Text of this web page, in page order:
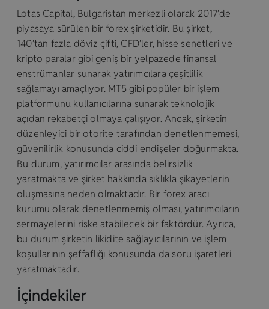
Lotas Capital, Bulgaristan merkezli olarak 2017’de
piyasaya sürülen bir forex şirketidir. Bu şirket,
140’tan fazla döviz çifti, CFD’ler, hisse senetleri ve
kripto paralar gibi geniş bir yelpazede finansal
enstrümanlar sunarak yatırımcılara çeşitlilik
sağlamayı amaçlıyor. MT5 gibi popüler bir işlem
platformunu kullanıcılarına sunarak teknolojik
açıdan rekabetçi olmaya çalışıyor. Ancak, şirketin
düzenleyici bir otorite tarafından denetlenmemesi,
güvenilirlik konusunda ciddi endişeler doğurmakta.
Bu durum, yatırımcılar arasında belirsizlik
yaratmakta ve şirket hakkında sıklıkla şikayetlerin
oluşmasına neden olmaktadır. Bir forex aracı
kurumu olarak denetlenmemiş olması, yatırımcıların
sermayelerini riske atabilecek bir faktördür. Ayrıca,
bu durum şirketin likidite sağlayıcılarının ve işlem
koşullarının şeffaflığı konusunda da soru işaretleri
yaratmaktadır.
İçindekiler